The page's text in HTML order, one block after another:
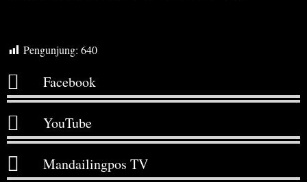
Pengunjung: 640
Facebook
YouTube
Mandailingpos TV